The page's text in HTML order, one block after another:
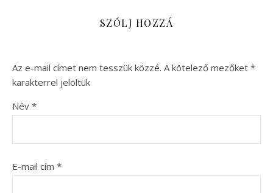
SZÓLJ HOZZÁ
Az e-mail címet nem tesszük közzé. A kötelező mezőket *
karakterrel jelöltük
Név *
E-mail cím *